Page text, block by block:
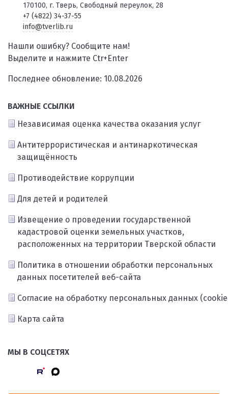
170100, г. Тверь, Свободный переулок, 28
+7 (4822) 34-37-55
info@tverlib.ru
Нашли ошибку? Сообщите нам!
Выделите и нажмите Ctr+Enter
Последнее обновление: 10.08.2026
ВАЖНЫЕ ССЫЛКИ
Независимая оценка качества оказания услуг
Антитеррористическая и антинаркотическая
защищённость
Противодействие коррупции
Для детей и родителей
Извещение о проведении государственной
кадастровой оценки земельных участков,
расположенных на территории Тверской области
Политика в отношении обработки персональных
данных посетителей веб-сайта
Согласие на обработку персональных данных
Карта сайта
МЫ В СОЦСЕТЯХ